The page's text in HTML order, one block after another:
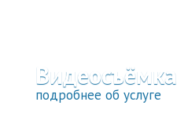
Видеосъёмка
подробнее об услуге